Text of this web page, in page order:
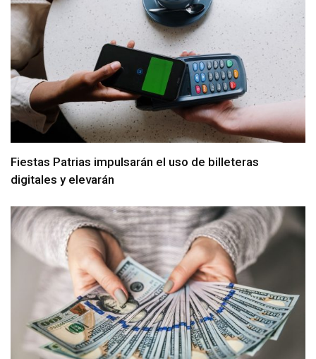
Fiestas Patrias impulsarán el uso de billeteras
digitales y elevarán